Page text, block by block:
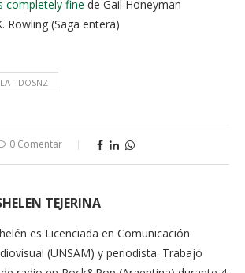
completely fine de Gail Honeyman
Rowling (Saga entera)
LATIDOSNZ
0 Comentar
TEJERINA
es Licenciada en Comunicación
(UNSAM) y periodista. Trabajó